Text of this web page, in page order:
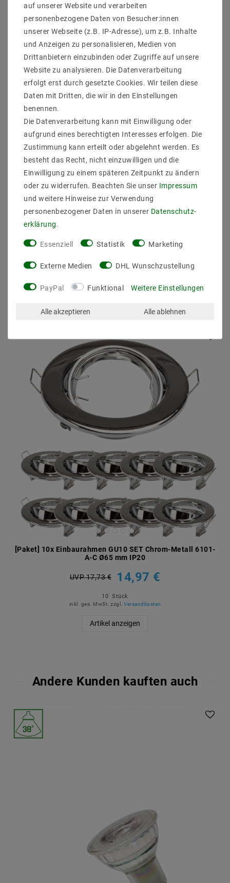
Lieferumfang : 10 Stück Deckeinebaurahmen Inkl 10
Stück 220V GU10 Fassung ohne Leuchtmittel
EBRSETGU6101-A-C_10
Hersteller : Mextronic
Material : Stahlblech
MPN : 6101-A-C
Farbe/Optik : Chrom-Metall
Schwenkbar : ja
Bauform : rund
Leuchtmittelbefestigung : Sperring vorne
Leuchtmitteldurchmesse (mm) : 50
Rostfrei : ja
Außendurchmesser (mm) : 88
Lochmaß/Fräsloch (mm) : 65
Passendes Leuchtmittel : bis 50W Halogen Lampen /
[Paket] 10x Einbaurahmen GU10 SET Chrom-Metall 6101-
A-C Ø65 mm IP20
UVP 17,73 € 14,97 €
10 Stück
inkl. ges. MwSt. zzgl. Versandkosten
Artikel anzeigen
Andere Kunden kauften auch
auf unserer Website und verarbeiten
personenbezogene Daten von Besucher:innen
unserer Webseite (z.B. IP-Adresse), um z.B. Inhalte
und Anzeigen zu personalisieren, Medien von
Drittanbietern einzubinden oder Zugriffe auf unsere
Website zu analysieren. Die Datenverarbeitung
erfolgt erst durch gesetzte Cookies. Wir teilen diese
Daten mit Dritten, die wir in den Einstellungen
benennen.
Die Datenverarbeitung kann mit Einwilligung oder
aufgrund eines berechtigten Interesses erfolgen. Die
Zustimmung kann erteilt oder abgelehnt werden. Es
besteht das Recht, nicht einzuwilligen und die
Einwilligung zu einem späteren Zeitpunkt zu ändern
oder zu widerrufen. Beachten Sie unser Impressum
und weitere Hinweise zur Verwendung
personenbezogener Daten in unserer Daten­schutz­
erklärung
Essenziell Statistik Marketing
Externe Medien DHL Wunschzustellung
PayPal Funktional Weitere Einstellungen
Alle akzeptieren Alle ablehnen